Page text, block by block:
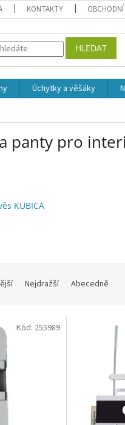
KONTAKTY
HLEDAT
Úchytky a věšáky
panty pro
KUBICA
Nejdražší Abecedně
Kód: 255989